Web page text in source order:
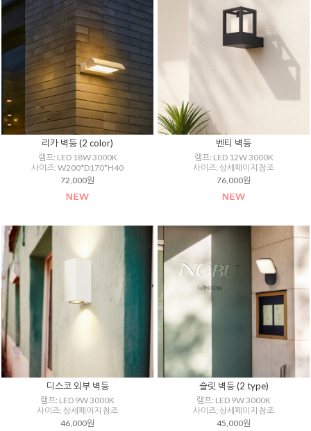
리카 벽등 (2 color)
램프: LED 18W 3000K
사이즈: W200*D170*H40
72,000원
벤티 벽등
램프: LED 12W 3000K
사이즈: 상세페이지 참조
76,000원
디스코 외부 벽등
램프: LED 9W 3000K
사이즈: 상세페이지 참조
46,000원
슬릿 벽등 (2 type)
램프: LED 9W 3000K
사이즈: 상세페이지 참조
45,000원